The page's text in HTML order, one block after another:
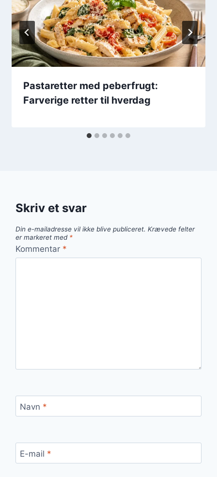
Pastaretter med peberfrugt:
Farverige retter til hverdag
Skriv et svar
Din e-mailadresse vil ikke blive publiceret. Krævede felter
er markeret med *
Kommentar *
Navn *
E-mail *